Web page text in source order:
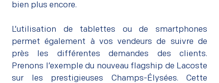
bien plus encore.
L’utilisation de tablettes ou de smartphones
permet également à vos vendeurs de suivre de
près les différentes demandes des clients.
Prenons l’exemple du nouveau flagship de Lacoste
sur les prestigieuses Champs-Élysées. Cette